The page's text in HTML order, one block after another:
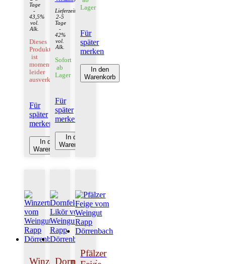
Tage
-
43,5%
vol.
Alk.
Dieses
Produkt
ist
momentan
leider
ausverkauft!
Für
später
merken
In den
Warenkorb
Lieferzeit:
2-5
Tage
-
42%
vol.
Alk.
Sofort
ab
Lager
Für
später
merken
In den
Warenkorb
Lager
Für
später
merken
In den
Warenkorb
WinzertraumDornfelder
Pfälzer